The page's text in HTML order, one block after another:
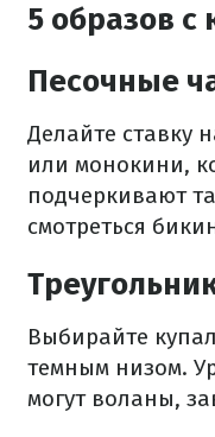
5 образов с
Песочные
Делайте ставку
или монокини,
подчеркивают
смотреться
Выбирайте
темным низом.
могут воланы,